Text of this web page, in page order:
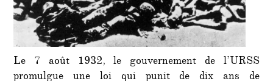
Le 7 août 1932, le gouvernement de l’URSS